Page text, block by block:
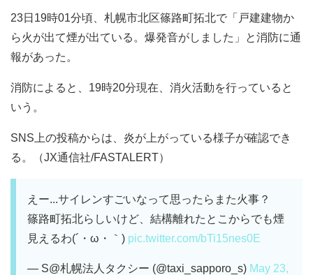
23日19時01分頃、札幌市北区篠路町拓北で「戸建建物か
ら火が出て煙が出ている。爆発音がしました」と消防に通
報があった。
消防によると、19時20分現在、消火活動を行っていると
いう。
SNS上の投稿からは、炎が上がっている様子が確認でき
る。（JX通信社/FASTALERT）
えー...サイレンすごいなって思ったらまた火事？
篠路町拓北らしいけど、結構離れたとこからでも煙
見えるわ(´・ω・｀) pic.twitter.com/bTi15nes0E
— S@札幌法人タクシー (@taxi_sapporo_s) May 23,